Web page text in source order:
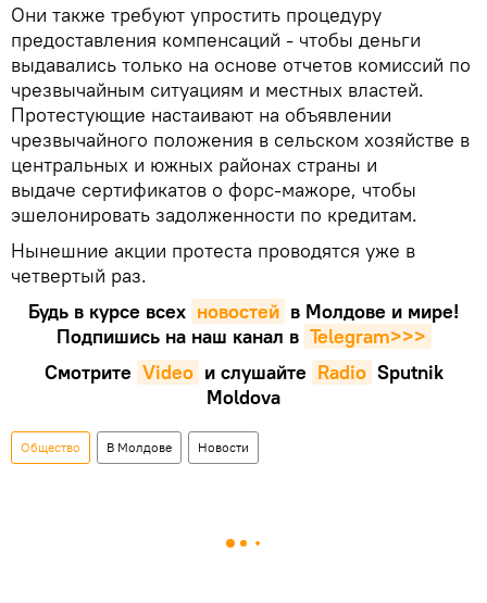
Они также требуют упростить процедуру
предоставления компенсаций - чтобы деньги
выдавались только на основе отчетов комиссий по
чрезвычайным ситуациям и местных властей.
Протестующие настаивают на объявлении
чрезвычайного положения в сельском хозяйстве в
центральных и южных районах страны и
выдаче сертификатов о форс-мажоре, чтобы
эшелонировать задолженности по кредитам.
Нынешние акции протеста проводятся уже в
четвертый раз.
Будь в курсе всех новостей в Молдове и мире!
Подпишись на наш канал в Telegram>>>
Смотрите Video и слушайте Radio Sputnik
Moldova
Общество В Молдове Новости